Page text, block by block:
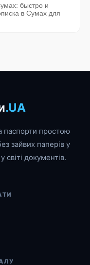
быстро и
в Сумах для
.UA
паспорти простою
зайвих паперів у
світі документів.